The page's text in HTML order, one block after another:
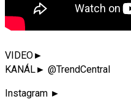
VIDEO►
KANÁL► @TrendCentral
Instagram ►